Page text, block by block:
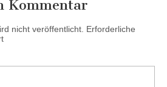
Kommentar
nicht veröffentlicht. Erforderliche